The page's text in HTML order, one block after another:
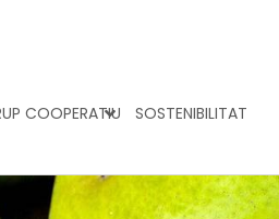
COOPERATIU SOSTENIBILITAT